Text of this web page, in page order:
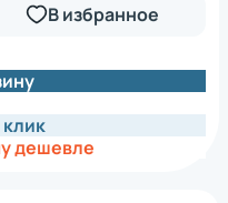
В избранное
клик
дешевле